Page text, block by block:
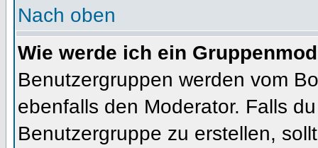
Nach oben
Wie werde ich ein
Benutzergruppen werden vom
ebenfalls den Moderator. Falls
Benutzergruppe zu erstellen,